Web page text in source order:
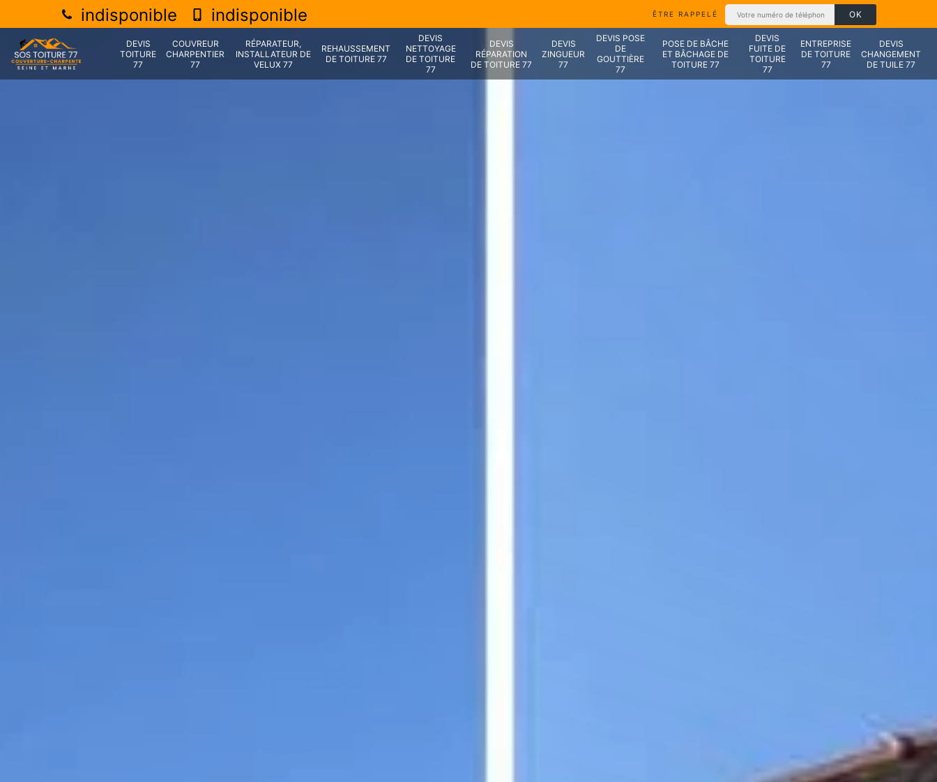
indisponible indisponible ÊTRE RAPPELÉ
DEVIS
TOITURE
77
COUVREUR
CHARPENTIER
77
RÉPARATEUR,
INSTALLATEUR DE
VELUX 77
REHAUSSEMENT
DE TOITURE 77
DEVIS
NETTOYAGE
DE TOITURE
77
DEVIS
RÉPARATION
DE TOITURE 77
DEVIS
ZINGUEUR
77
DEVIS POSE
DE
GOUTTIÈRE
77
POSE DE BÂCHE
ET BÂCHAGE DE
TOITURE 77
DEVIS
FUITE DE
TOITURE
77
ENTREPRISE
DE TOITURE
77
DEVIS
CHANGEMENT
DE TUILE 77